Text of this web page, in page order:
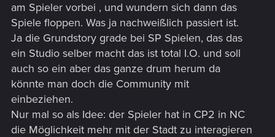
am Spieler vorbei , und wundern sich dann das
Spiele floppen. Was ja nachweißlich passiert ist.
Ja die Grundstory grade bei SP Spielen, das das
ein Studio selber macht das ist total I.O. und soll
auch so ein aber das ganze drum herum da
könnte man doch die Community mit
einbeziehen.
Nur mal so als Idee: der Spieler hat in CP2 in NC
die Möglichkeit mehr mit der Stadt zu interagieren